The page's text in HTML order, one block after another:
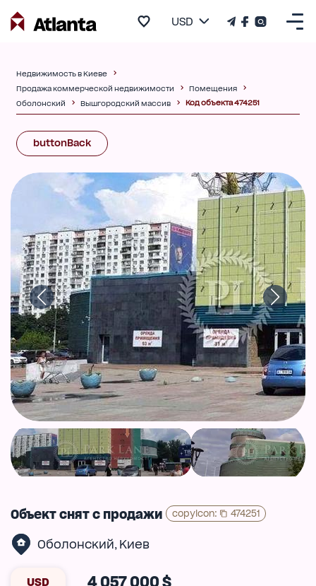
USD
Недвижимость в Киеве
Продажа коммерческой недвижимости
Помещения
Оболонский
Вышгородский массив Код объекта 474251
buttonBack
Объект снят с продажи copyIcon: 474251
Оболонский, Киев
USD 4 057 000 $